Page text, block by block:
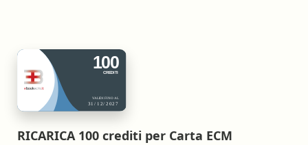
RICARICA 100 crediti per Carta ECM